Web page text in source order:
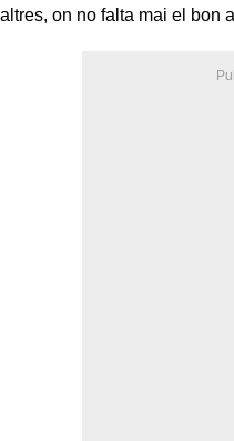
altres, on no falta mai el bon